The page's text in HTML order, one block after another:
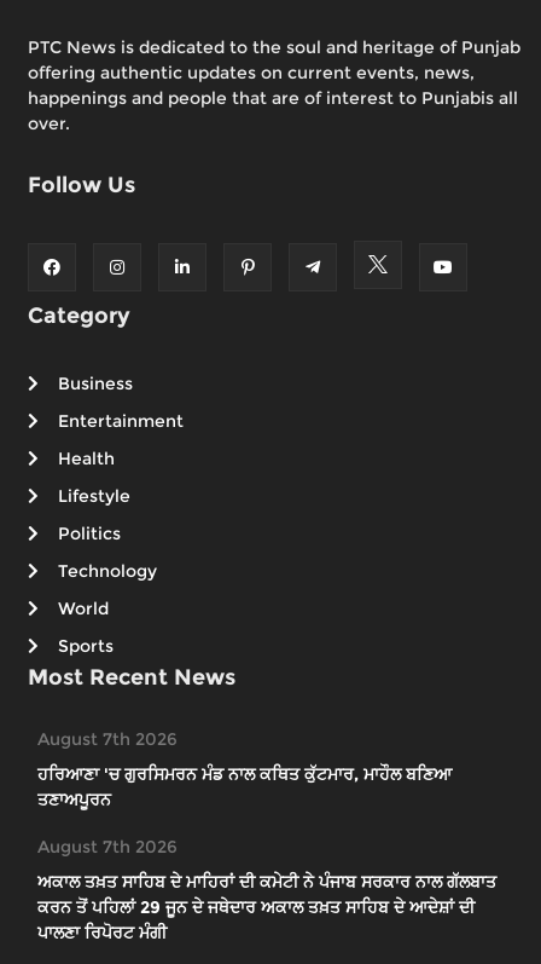
PTC News is dedicated to the soul and heritage of Punjab
offering authentic updates on current events, news,
happenings and people that are of interest to Punjabis all
over.
Follow Us
Category
Business
Entertainment
Health
Lifestyle
Politics
Technology
World
Sports
Most Recent News
August 7th 2026
ਹਰਿਆਣਾ 'ਚ ਗੁਰਸਿਮਰਨ ਮੰਡ ਨਾਲ ਕਥਿਤ ਕੁੱਟਮਾਰ, ਮਾਹੌਲ ਬਣਿਆ
ਤਣਾਅਪੂਰਨ
August 7th 2026
ਅਕਾਲ ਤਖ਼ਤ ਸਾਹਿਬ ਦੇ ਮਾਹਿਰਾਂ ਦੀ ਕਮੇਟੀ ਨੇ ਪੰਜਾਬ ਸਰਕਾਰ ਨਾਲ ਗੱਲਬਾਤ
ਕਰਨ ਤੋਂ ਪਹਿਲਾਂ 29 ਜੂਨ ਦੇ ਜਥੇਦਾਰ ਅਕਾਲ ਤਖ਼ਤ ਸਾਹਿਬ ਦੇ ਆਦੇਸ਼ਾਂ ਦੀ
ਪਾਲਣਾ ਰਿਪੋਰਟ ਮੰਗੀ